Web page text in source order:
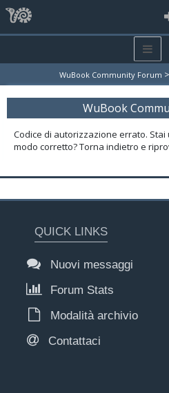
WuBook Community Forum >
WuBook
Codice di autorizzazione errato.
modo corretto? Torna indietro e
QUICK LINKS
Nuovi messaggi
Forum Stats
Modalità archivio
Contattaci